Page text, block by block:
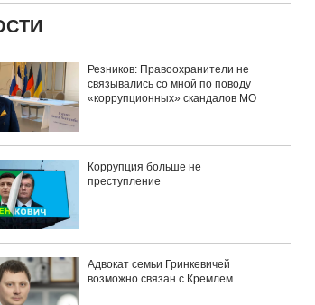
Резников: Правоохранители не
связывались со мной по поводу
«коррупционных» скандалов МО
Коррупция больше не
преступление
Адвокат семьи Гринкевичей
возможно связан с Кремлем